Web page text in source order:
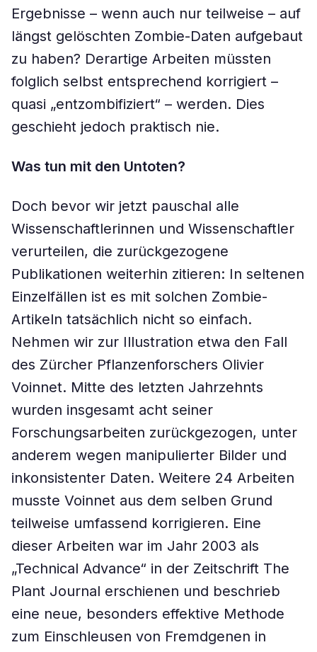
Ergebnisse – wenn auch nur teilweise – auf
längst gelöschten Zombie-Daten aufgebaut
zu haben? Derartige Arbeiten müssten
folglich selbst entsprechend korrigiert –
quasi „entzombifiziert“ – werden. Dies
geschieht jedoch praktisch nie.
Was tun mit den Untoten?
Doch bevor wir jetzt pauschal alle
Wissenschaftlerinnen und Wissenschaftler
verurteilen, die zurückgezogene
Publikationen weiterhin zitieren: In seltenen
Einzelfällen ist es mit solchen Zombie-
Artikeln tatsächlich nicht so einfach.
Nehmen wir zur Illustration etwa den Fall
des Zürcher Pflanzenforschers Olivier
Voinnet. Mitte des letzten Jahrzehnts
wurden insgesamt acht seiner
Forschungsarbeiten zurückgezogen, unter
anderem wegen manipulierter Bilder und
inkonsistenter Daten. Weitere 24 Arbeiten
musste Voinnet aus dem selben Grund
teilweise umfassend korrigieren. Eine
dieser Arbeiten war im Jahr 2003 als
„Technical Advance“ in der Zeitschrift The
Plant Journal erschienen und beschrieb
eine neue, besonders effektive Methode
zum Einschleusen von Fremdgenen in